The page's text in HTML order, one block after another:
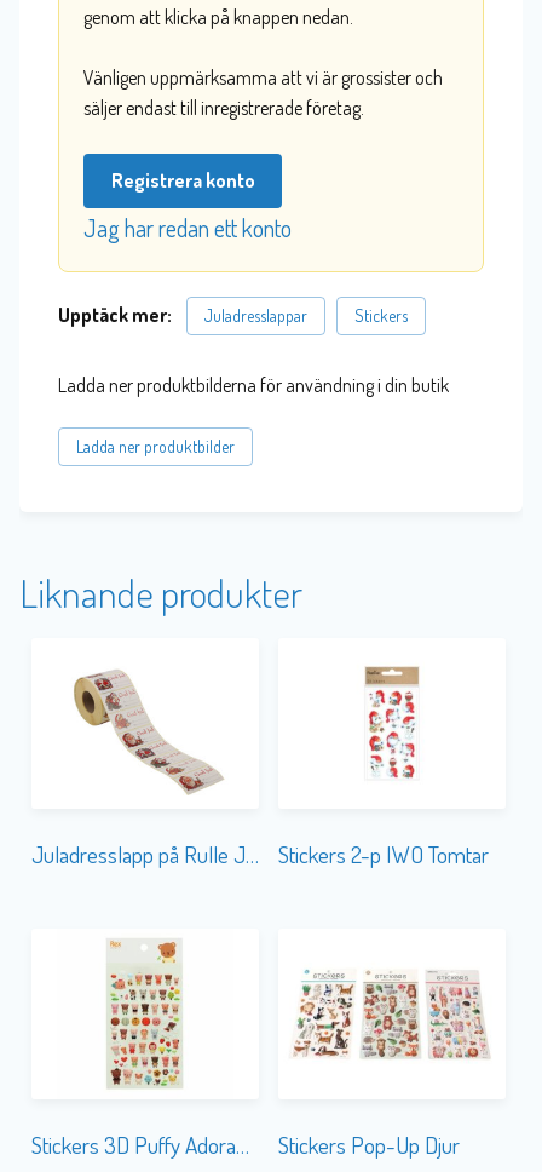
genom att klicka på knappen nedan.
Vänligen uppmärksamma att vi är grossister och
säljer endast till inregistrerade företag.
Registrera konto
Jag har redan ett konto
Upptäck mer: Juladresslappar Stickers
Ladda ner produktbilderna för användning i din butik
Ladda ner produktbilder
Liknande produkter
Juladresslapp på Rulle Julmotiv Stickers 2-p IWO Tomtar
Stickers 3D Puffy Adorable Bears Stickers Pop-Up Djur